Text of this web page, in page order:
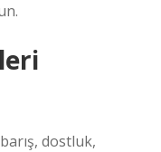
dostluk,